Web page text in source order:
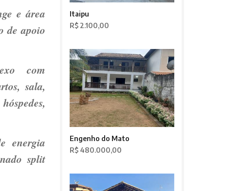
e área
de apoio
com
sala,
energia
split
Itaipu
R$ 2.100,00
Engenho do Mato
R$ 480.000,00